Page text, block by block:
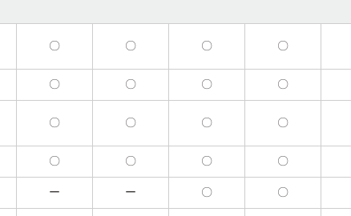
〇 〇 〇 〇
〇 〇 〇 〇
〇 〇 〇 〇
〇 〇 〇 〇
ー ー 〇 〇